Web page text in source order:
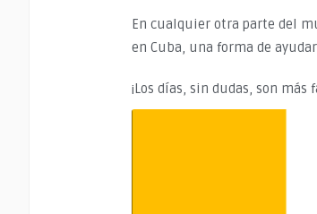
En cualquier otra parte del
en Cuba, una forma de
¡Los días, sin dudas, son más